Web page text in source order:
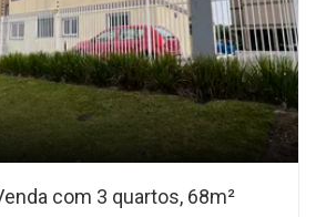
com 3 quartos, 68m²